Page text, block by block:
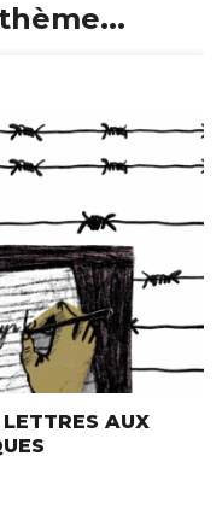
LETTRES AUX